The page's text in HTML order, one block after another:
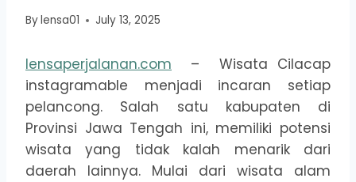
Bylensa01 July 13, 2025
lensaperjalanan.com – Wisata Cilacap
instagramable menjadi incaran setiap
pelancong. Salah satu kabupaten di
Provinsi Jawa Tengah ini, memiliki potensi
wisata yang tidak kalah menarik dari
daerah lainnya. Mulai dari wisata alam